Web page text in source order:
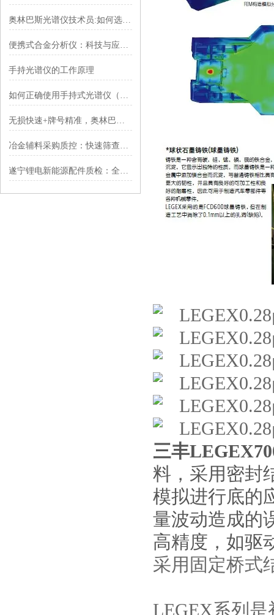
奥林巴斯光谱仪技术员:如何选择优质的合金分析仪
便携式合金分析仪：科技与应用的理想结合
手持光谱仪的工作原理
如何正确使用手持式光谱仪（手持式合金分析仪）
无损快速+牌号精准，奥林巴斯手持式合金分析仪，适配多场景
冶金辅料采购质控：快速筛查合金辅料纯度，规避采购溢价风险
遂宁锂电新能源配件质检：全国锂电基地用材管控，适配潮湿储能工况
三丰
料，采用密封
模拟进行底的
量波动造成的
高精度，如驱
采用固定桥式
LEGEX系列是